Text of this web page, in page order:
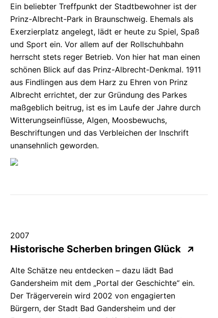
Ein beliebter Treffpunkt der Stadtbewohner ist der
Prinz-Albrecht-Parkin Braunschweig. Ehemals als
Exerzierplatz angelegt, lädt er heute zu Spiel, Spaß
und Sport ein. Vor allem auf der Rollschuhbahn
herrscht stets reger Betrieb. Von hier hat man einen
schönen Blick auf das Prinz-Albrecht-Denkmal. 1911
aus Findlingen aus dem Harz zu Ehren von Prinz
Albrecht errichtet, der zur Gründung des Parkes
maßgeblich beitrug, ist es im Laufe der Jahre durch
Witterungseinflüsse,Algen, Moosbewuchs,
Beschriftungen und das Verbleichen der Inschrift
unansehnlich geworden.
Historische Scherben bringen Glück ↗
2007
Alte Schätze neu entdecken – dazu lädt Bad
Gandersheim mit dem „Portal der Geschichte“ ein.
Der Trägerverein wird 2002 von engagierten
Bürgern, der Stadt Bad Gandersheim und der